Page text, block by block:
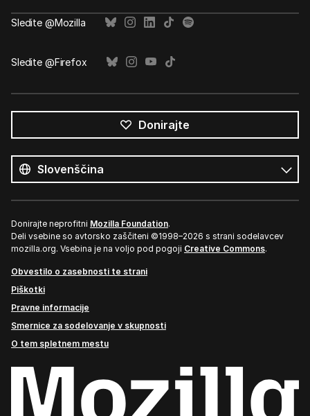
Sledite @Mozilla
Sledite @Firefox
Donirajte
jeziki
Jezik
Donirajte neprofitni Mozilla Foundation.
Deli vsebine so avtorsko zaščiteni ©1998–2026 s strani sodelavcev
mozilla.org. Vsebina je na voljo pod pogoji Creative Commons.
Obvestilo o zasebnosti te strani
Piškotki
Pravne informacije
Smernice za sodelovanje v skupnosti
O tem spletnem mestu